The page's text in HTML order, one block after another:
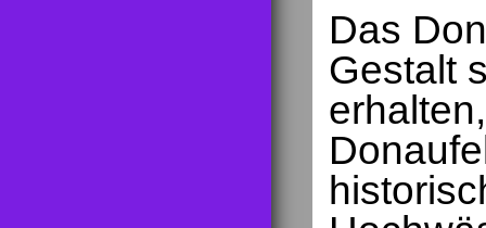
Das
Gestalt